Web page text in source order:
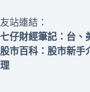
友站連結：
七仔財經筆記 ：台
股市百科 ：股市新
理